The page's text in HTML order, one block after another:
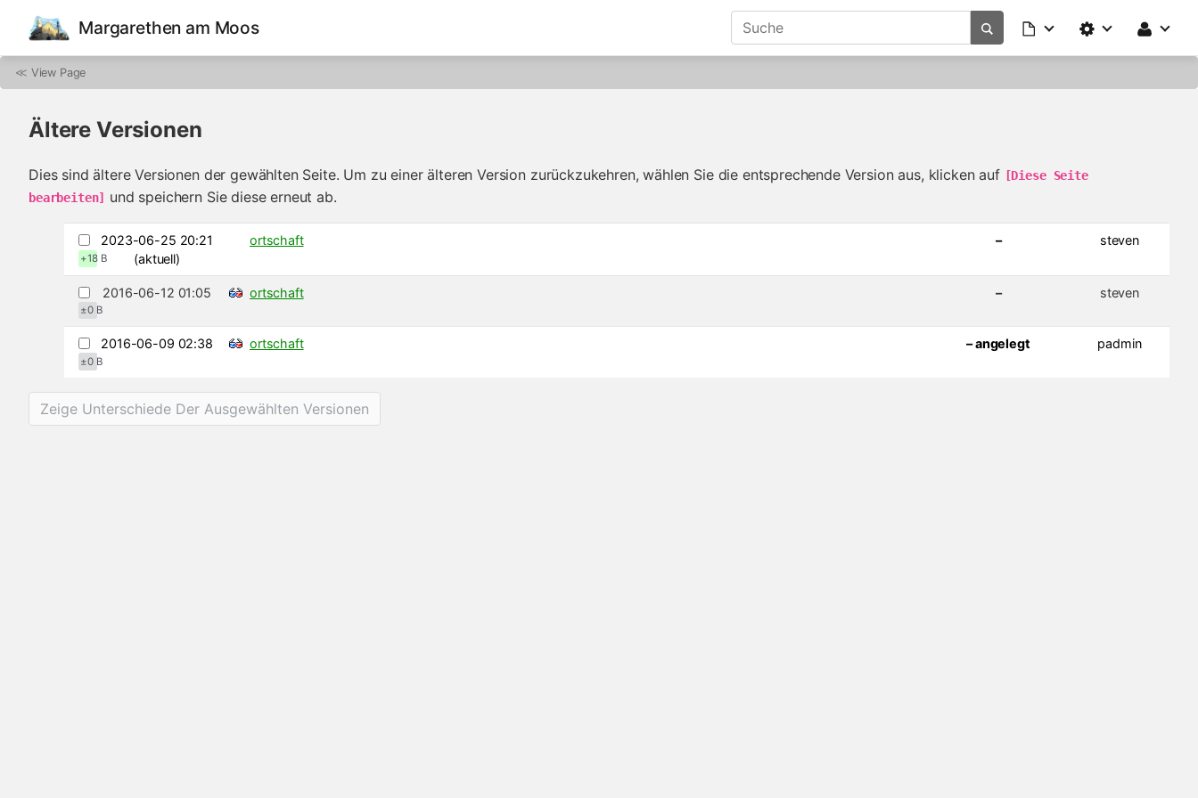
Margarethen am Moos
≪ View Page
Ältere Versionen
Dies sind ältere Versionen der gewählten Seite. Um zu einer älteren Version zurückzukehren, wählen Sie die entsprechende Version aus, klicken auf [Diese Seite
bearbeiten]
und speichern Sie diese erneut ab.
2023-06-25 20:21 ortschaft – steven
+18 B (aktuell)
2016-06-12 01:05 ortschaft – steven
±0 B
2016-06-09 02:38 ortschaft – angelegt padmin
±0 B
Zeige Unterschiede Der Ausgewählten Versionen